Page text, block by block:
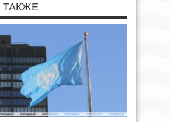
ТАКЖЕ